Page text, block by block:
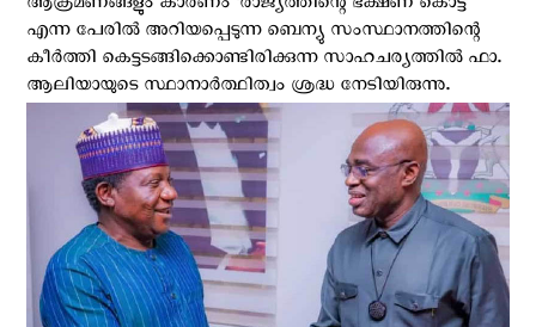
എന്ന പേരില്‍ അറിയപ്പെടുന്ന ബെന്യു സംസ്ഥാനത്തിന്റെ
കീര്‍ത്തി കെട്ടടങ്ങിക്കൊണ്ടിരിക്കുന്ന സാഹചര്യത്തില്‍ ഫാ.
ആലിയായുടെ സ്ഥാനാര്‍ത്ഥിത്വം ശ്രദ്ധ നേടിയിരുന്നു.